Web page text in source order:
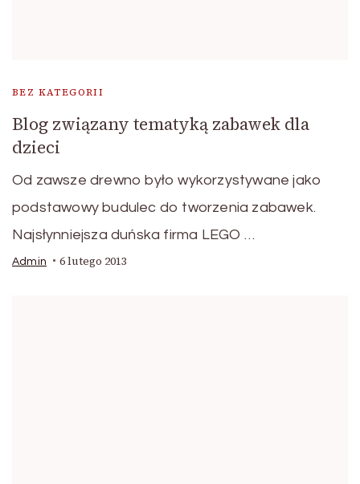
BEZ KATEGORII
Blog związany tematyką zabawek dla
dzieci
Od zawsze drewno było wykorzystywane jako
podstawowy budulec do tworzenia zabawek.
Najsłynniejsza duńska firma LEGO …
Admin 6 lutego 2013